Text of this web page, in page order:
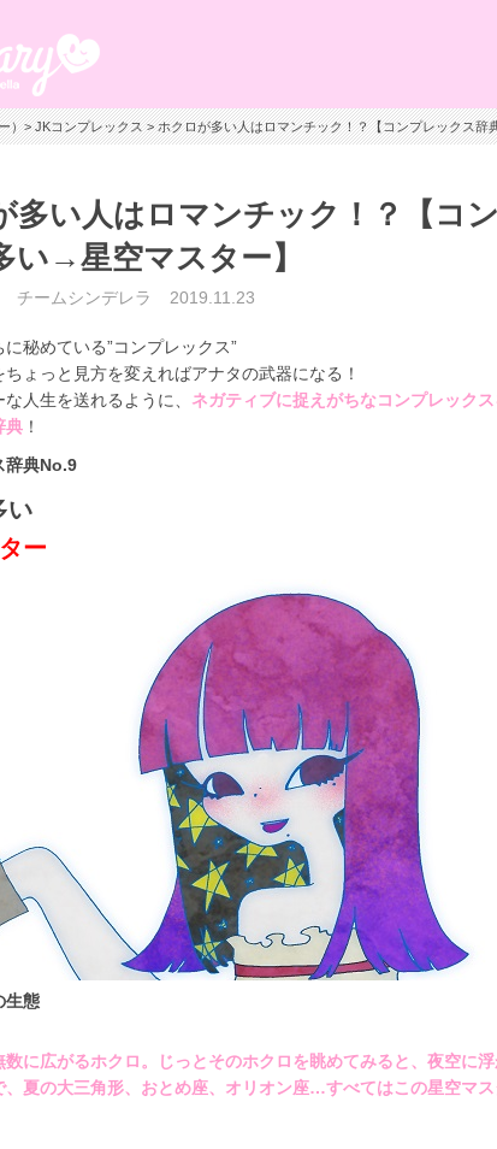
）>JKコンプレックス> ホクロが多い人はロマンチック！？【コンプレックス
多い人はロマンチック！？【コ
い→星空マスター】
チームシンデレラ 2019.11.23
秘めている”コンプレックス”
ちょっと見方を変えればアナタの武器になる！
人生を送れるように、 ネガティブに捉えがちなコンプレック
典 ！
辞典No.9
い
ー
生態
数に広がるホクロ。じっとそのホクロを眺めてみると、夜空に
、夏の大三角形、おとめ座、オリオン座…すべてはこの星空マス